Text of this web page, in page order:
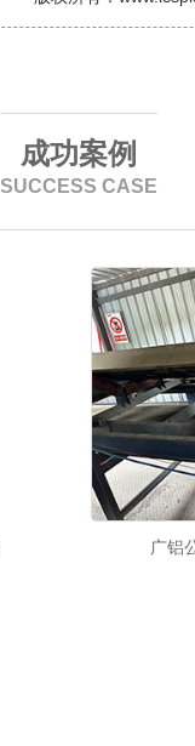
成功案例
SUCCESS CASE
广铝